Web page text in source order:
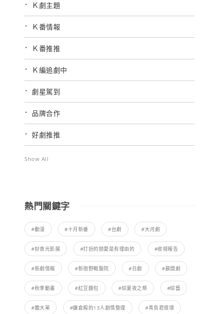
Ｋ劇主題
Ｋ番情報
Ｋ番推推
Ｋ編追劇中
劇星駕到
品牌合作
好劇推推
Show All
熱門關鍵字
#動漫 #十月新番 #台劇 #大河劇
#好食光影展 #打扮的戀愛是有理由的 #收視報告
#新劇情報 #新宿野戰醫院 #日劇 #晨間劇
#秋季動畫 #紅豆麵包 #綜夏夜之祭 #綜藝
#膽大黨 #鎌倉殿的13人劇情整理 #青島君很壞